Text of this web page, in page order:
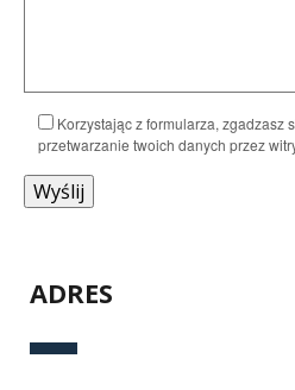
Korzystając z formularza, zgadzasz
przetwarzanie twoich danych przez
ADRES
_